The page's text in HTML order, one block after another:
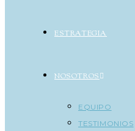
ESTRATEGIA
NOSOTROS
EQUIPO
TESTIMONIOS